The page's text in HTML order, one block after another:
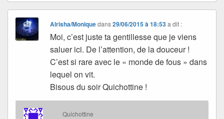
Alrisha/Moniquedans29/06/2015 à 18:53 a dit :
Moi, c’est juste ta gentillesse que je viens
saluer ici. De l’attention, de la douceur !
C’est si rare avec le « monde de fous » dans
lequel on vit.
Bisous du soir Quichottine !
Quichottine